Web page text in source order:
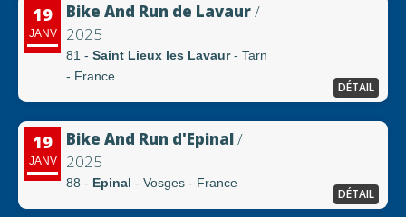
19
JANV
Bike And Run de Lavaur/
2025
81 - Saint Lieux les Lavaur- Tarn
- France
DÉTAIL
19
JANV
Bike And Run d'Epinal/
2025
88 - Epinal - Vosges - France
DÉTAIL